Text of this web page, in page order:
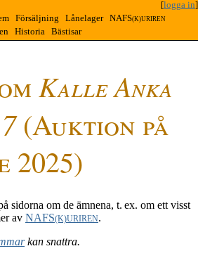
[logga in]
Försäljning Lånelager NAFS(K)URIREN
Historia Bästisar
Kalle Anka
(Auktion på
2025)
sidorna om de ämnena, t. ex. om ett visst
av NAFS(K)URIREN.
kan snattra.